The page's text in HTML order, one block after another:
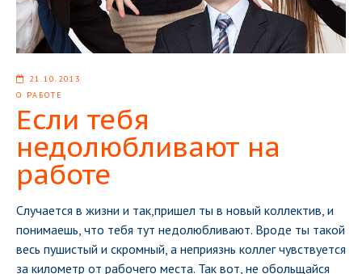
21.10.2013
О РАБОТЕ
Если тебя
недолюбливают на
работе
Случается в жизни и так,пришел ты в новый коллектив, и
понимаешь, что тебя тут недолюбливают. Вроде ты такой
весь пушистый и скромный, а неприязнь коллег чувствуется
за километр от рабочего места. Так вот, не обольщайся